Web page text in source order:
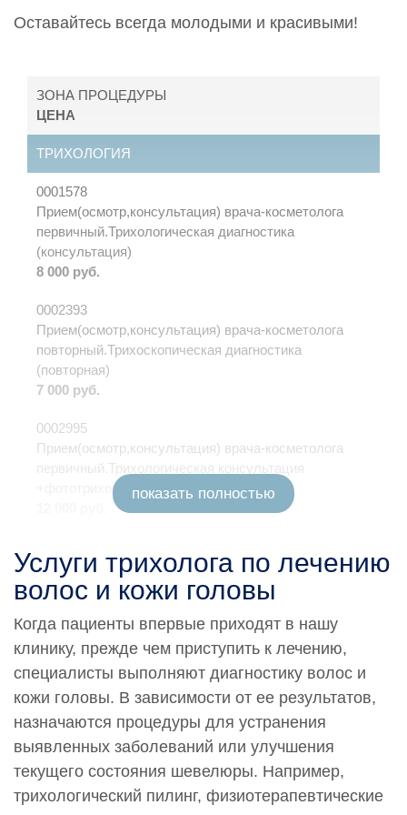
Оставайтесь всегда молодыми и красивыми!
показать полностью
ЗОНА ПРОЦЕДУРЫ
ЦЕНА
ТРИХОЛОГИЯ
0001578
Прием(осмотр,консультация) врача-косметолога
первичный.Трихологическая диагностика
(консультация)
8 000 руб.
0002393
Прием(осмотр,консультация) врача-косметолога
повторный.Трихоскопическая диагностика
(повторная)
7 000 руб.
0002995
Прием(осмотр,консультация) врача-косметолога
первичный.Трихологическая консультация
+фототрихограмма (1 этап)
Прием(осмотр,консультация) врача-косметолога
первичный.Фототрихограмма (1 этап)
0002997
косметолога.Фототрихограмма (2 этап)
6 500 руб.
* По заявке Потребителя (Заказчика) может быть
предоставлена дополнительная услуга — «Срочная
услуга». Услуга предоставления срочной услуги:
Услуги трихолога по лечению
волос и кожи головы
Когда пациенты впервые приходят в нашу
клинику, прежде чем приступить к лечению,
специалисты выполняют диагностику волос и
кожи головы. В зависимости от ее результатов,
назначаются процедуры для устранения
выявленных заболеваний или улучшения
текущего состояния шевелюры. Например,
трихологический пилинг, физиотерапевтические